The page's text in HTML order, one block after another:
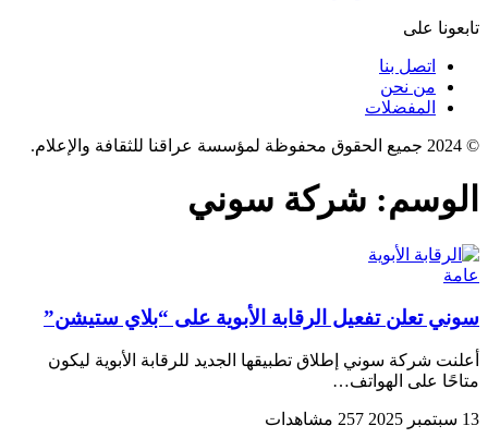
تابعونا على
اتصل بنا
من نحن
المفضلات
© 2024 جميع الحقوق محفوظة لمؤسسة عراقنا للثقافة والإعلام.
الوسم: شركة سوني
عامة
سوني تعلن تفعيل الرقابة الأبوية على “بلاي ستيشن”
أعلنت شركة سوني إطلاق تطبيقها الجديد للرقابة الأبوية ليكون
متاحًا على الهواتف…
13 سبتمبر 2025 257 مشاهدات